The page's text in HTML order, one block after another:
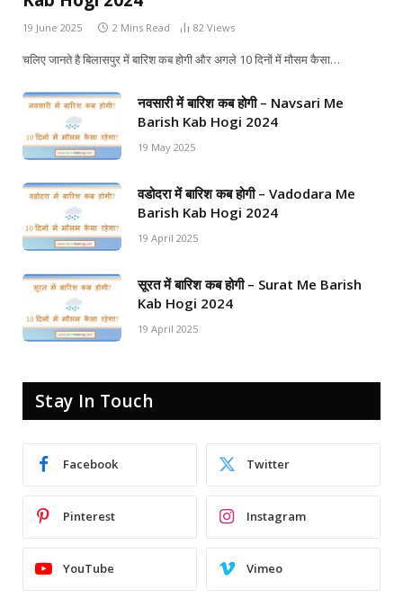
19 June 2025 2 Mins Read 82 Views
चलिए जानते है बिलासपुर में बारिश कब होगी और अगले 10 दिनों में मौसम कैसा…
नवसारी में बारिश कब होगी – Navsari Me
Barish Kab Hogi 2024
19 May 2025
वडोदरा में बारिश कब होगी – Vadodara Me
Barish Kab Hogi 2024
19 April 2025
सूरत में बारिश कब होगी – Surat Me Barish
Kab Hogi 2024
19 April 2025
Stay In Touch
Facebook Twitter
Pinterest Instagram
YouTube Vimeo